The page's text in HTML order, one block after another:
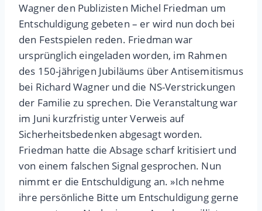
Wagner den Publizisten Michel Friedman um
Entschuldigung gebeten – er wird nun doch bei
den Festspielen reden. Friedman war
ursprünglich eingeladen worden, im Rahmen
des 150-jährigen Jubiläums über Antisemitismus
bei Richard Wagner und die NS-Verstrickungen
der Familie zu sprechen. Die Veranstaltung war
im Juni kurzfristig unter Verweis auf
Sicherheitsbedenken abgesagt worden.
Friedman hatte die Absage scharf kritisiert und
von einem falschen Signal gesprochen. Nun
nimmt er die Entschuldigung an. »Ich nehme
ihre persönliche Bitte um Entschuldigung gerne